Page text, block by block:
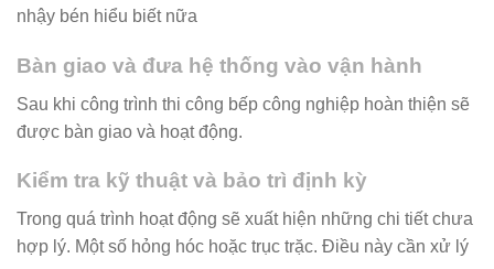
nhậy bén hiểu biết nữa
Bàn giao và đưa hệ thống vào vận hành
Sau khi công trình thi công bếp công nghiệp hoàn thiện sẽ
được bàn giao và hoạt động.
Kiểm tra kỹ thuật và bảo trì định kỳ
Trong quá trình hoạt động sẽ xuất hiện những chi tiết chưa
hợp lý. Một số hỏng hóc hoặc trục trặc. Điều này cần xử lý